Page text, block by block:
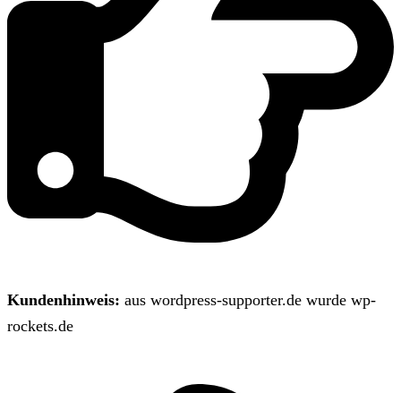
Kundenhinweis: aus wordpress-supporter.de wurde wp-
rockets.de